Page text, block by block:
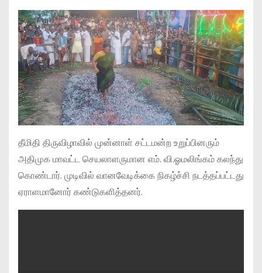
தீமிதி திருவிழாவில் முன்னாள் சட்டமன்ற உறுப்பினரும்
அதிமுக மாவட்ட செயலாளருமான எம். வி.ஓமலிங்கம் கலந்து
கொண்டார். முடிவில் வானவேடிக்கை நிகழ்ச்சி நடத்தப்பட்டது
ஏராளமானோர் கண்டுகளித்தனர்.